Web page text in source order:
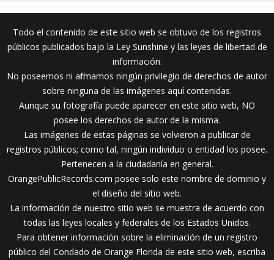
Todo el contenido de este sitio web se obtuvo de los registros
públicos publicados bajo la Ley Sunshine y las leyes de libertad de
información.
No poseemos ni afirmamos ningún privilegio de derechos de autor
sobre ninguna de las imágenes aquí contenidas.
Aunque su fotografía puede aparecer en este sitio web, NO
posee los derechos de autor de la misma.
Las imágenes de estas páginas se volvieron a publicar de
registros públicos; como tal, ningún individuo o entidad los posee.
Pertenecen a la ciudadanía en general.
OrangePublicRecords.com posee solo este nombre de dominio y
el diseño del sitio web.
La información de nuestro sitio web se muestra de acuerdo con
todas las leyes locales y federales de los Estados Unidos.
Para obtener información sobre la eliminación de un registro
público del Condado de Orange Florida de este sitio web, escriba